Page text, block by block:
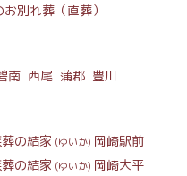
別れ葬（直葬）
南 西尾 蒲郡 豊川
の結家 (ゆいか) 岡崎駅前
の結家 (ゆいか) 岡崎大平